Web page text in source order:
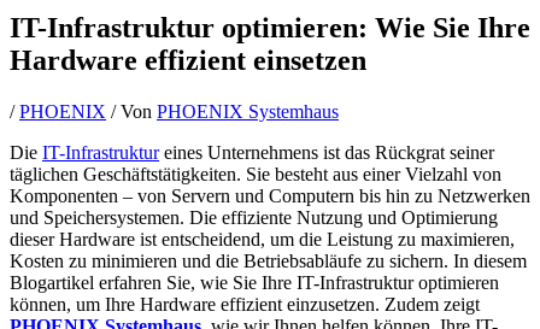
IT-Infrastruktur optimieren: Wie Sie Ihre
Hardware effizient einsetzen
/PHOENIX / Von PHOENIX Systemhaus
Die IT-Infrastruktureines Unternehmens ist das Rückgrat seiner
täglichen Geschäftstätigkeiten. Sie besteht aus einer Vielzahl von
Komponenten – von Servern und Computern bis hin zu Netzwerken
und Speichersystemen. Die effiziente Nutzung und Optimierung
dieser Hardware ist entscheidend, um die Leistung zu maximieren,
Kosten zu minimieren und die Betriebsabläufe zu sichern. In diesem
Blogartikel erfahren Sie, wie Sie Ihre IT-Infrastruktur optimieren
können, um Ihre Hardware effizient einzusetzen. Zudem zeigt